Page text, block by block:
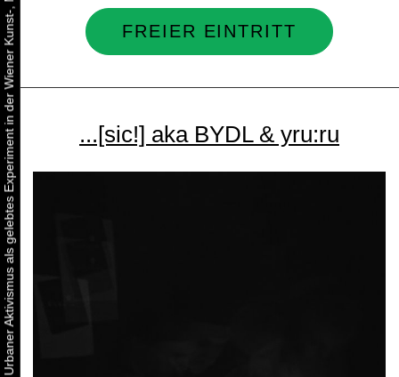
Urbaner Aktivismus als gelebtes Experiment in der Wiener Kunst-, Musik und Clubszene FREIER EINTRITT
...[sic!] aka BYDL & yru:ru